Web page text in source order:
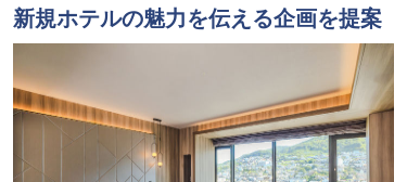
新規ホテルの魅力を伝える企画を提案